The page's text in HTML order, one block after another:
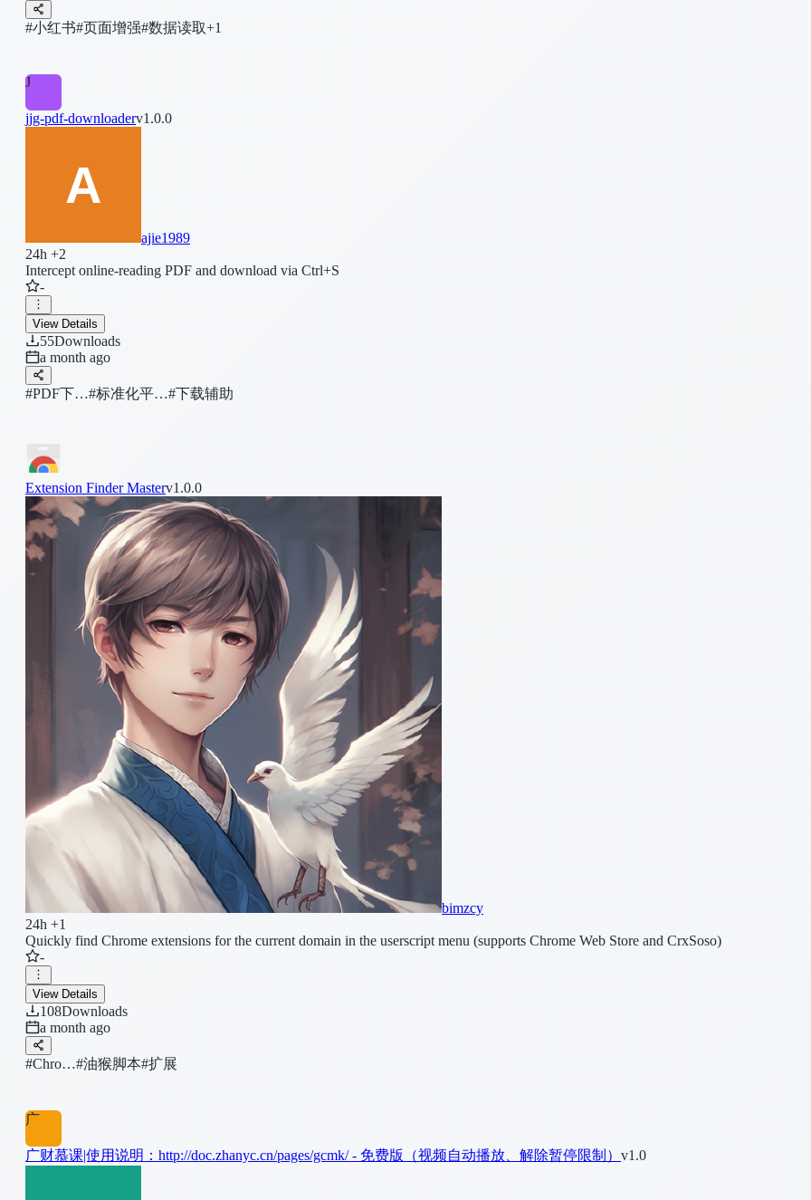
#小红书#页面增强#数据读取+1
J
jjg-pdf-downloaderv1.0.0
ajie1989
24h +2
Intercept online-reading PDF and download via Ctrl+S
-
View Details
55Downloads
a month ago
#PDF下…#标准化平…#下载辅助
Extension Finder Masterv1.0.0
bimzcy
24h +1
Quickly find Chrome extensions for the current domain in the userscript menu (supports Chrome Web Store and CrxSoso)
-
View Details
108Downloads
a month ago
#Chro…#油猴脚本#扩展
广
广财慕课|使用说明：http://doc.zhanyc.cn/pages/gcmk/ - 免费版（视频自动播放、解除暂停限制） v1.0